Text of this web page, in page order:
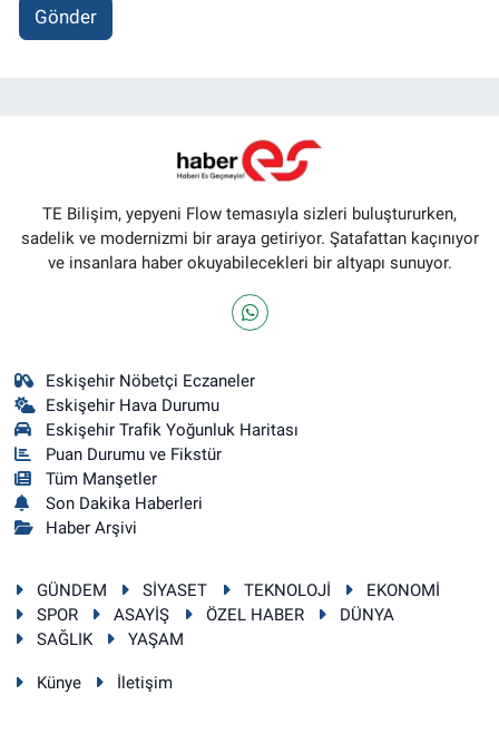
Gönder
TE Bilişim, yepyeni Flow temasıyla sizleri buluştururken,
sadelik ve modernizmi bir araya getiriyor. Şatafattan kaçınıyor
ve insanlara haber okuyabilecekleri bir altyapı sunuyor.
Eskişehir Nöbetçi Eczaneler
Eskişehir Hava Durumu
Eskişehir Trafik Yoğunluk Haritası
Puan Durumu ve Fikstür
Tüm Manşetler
Son Dakika Haberleri
Haber Arşivi
GÜNDEM SİYASET TEKNOLOJİ
EKONOMİ
SPOR
ASAYİŞ ÖZEL HABER
DÜNYA
SAĞLIK
YAŞAM
Künye İletişim